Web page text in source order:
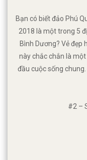
Bạn có biết đảo Phú
2018 là một trong 5
Bình Dương? Vẻ
này chắc chắn là
đầu cuộc sống
#2 –